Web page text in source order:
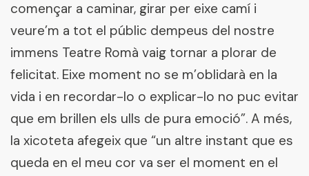
començar a caminar, girar per eixe camí i
veure’m a tot el públic dempeus del nostre
immens Teatre Romà vaig tornar a plorar de
felicitat. Eixe moment no se m’oblidarà en la
vida i en recordar-lo o explicar-lo no puc evitar
que em brillen els ulls de pura emoció”. A més,
la xicoteta afegeix que “un altre instant que es
queda en el meu cor va ser el moment en el